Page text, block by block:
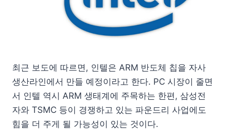
최근 보도에 따르면, 인텔은 ARM 반도체 칩을 자사
생산라인에서 만들 예정이라고 한다. PC 시장이 줄면
서 인텔 역시 ARM 생태계에 주목하는 한편, 삼성전
자와 TSMC 등이 경쟁하고 있는 파운드리 사업에도
힘을 더 주게 될 가능성이 있는 것이다.